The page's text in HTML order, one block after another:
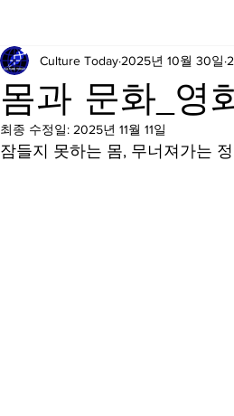
몸과 문화_영
Culture Today 2025년 10월 30일
최종 수정일: 2025년 11월 11일
잠들지 못하는 몸, 무너져가는